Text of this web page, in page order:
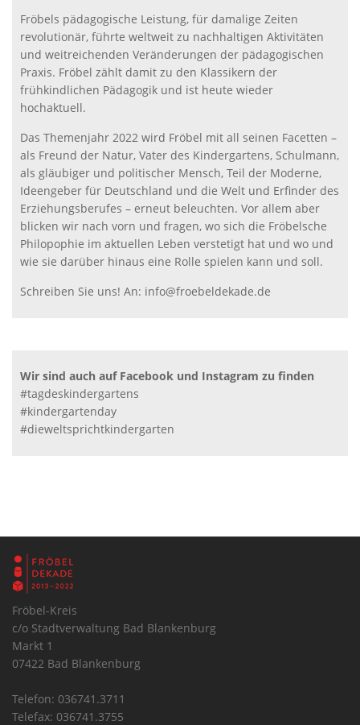
Fröbels pädagogische Leistung, für damalige Zeiten
revolutionär, führte weltweit zu nachhaltigen Aktivitäten
und weitreichenden Veränderungen der pädagogischen
Praxis. Fröbel zählt damit zu den Klassikern der
frühkindlichen Pädagogik und ist heute wieder
hochaktuell.
Das Themenjahr 2022 wird Fröbel mit all seinen Facetten –
als Freund der Natur, Vater des Kindergartens, Schulmann,
als gläubiger und politischer Mensch, Teil der Moderne,
Ideengeber für Deutschland und die Welt und Erfinder des
Erziehungsberufes – erneut beleuchten. Vor allem aber
blicken wir nach vorn und fragen, wo sich die Fröbelsche
Philopophie im aktuellen Leben verstetigt hat und wo und
wie sie darüber hinaus eine Rolle spielen kann und soll.
Schreiben Sie uns! An: info@froebeldekade.de
Wir sind auch auf Facebook und Instagram zu finden
#tagdeskindergartens
#kindergartenday
#dieweltsprichtkindergarten
Fröbel-Kreis
c/o Stadtverwaltung Bad Blankenburg
Markt 1
07422 Bad Blankenburg
Telefon: 036741.3711
Telefax: 036741.3755